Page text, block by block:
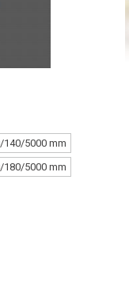
140/5000 mm
180/5000 mm